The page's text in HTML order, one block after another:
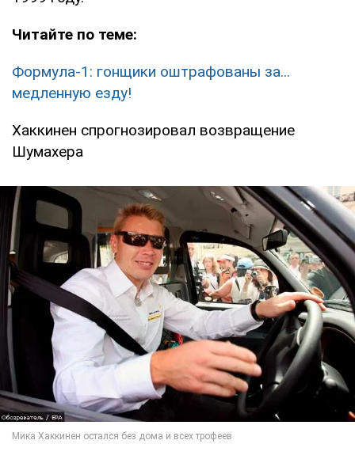
Читайте по теме:
Формула-1: гонщики оштрафованы за...
медленную езду!
Хаккинен спрогнозировал возвращение
Шумахера